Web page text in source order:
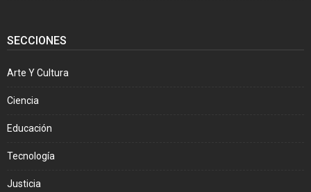
SECCIONES
Arte Y Cultura
Ciencia
Educación
Tecnología
Justicia